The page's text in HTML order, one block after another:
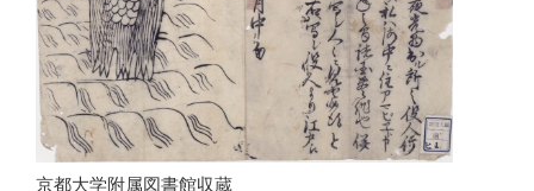
京都大学附属図書館収蔵